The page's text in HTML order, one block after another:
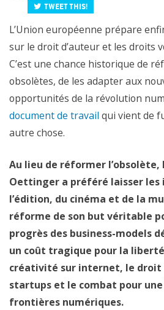
Tweet this!
L’Union européenne prépare
sur le droit d’auteur et les droits
C’est une chance historique de
obsolètes, de les adapter aux
opportunités de la révolution
document de travail qui vient de
autre chose.
Au lieu de réformer l’obsolète,
Oettinger a préféré laisser les
l’édition, du cinéma et de la
réforme de son but véritable
progrès des business-models
un coût tragique pour la
créativité sur internet, le droit
startups et le combat pour une
frontières numériques.